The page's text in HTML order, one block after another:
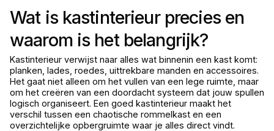
Wat is kastinterieur precies en
waarom is het belangrijk?
Kastinterieur verwijst naar alles wat binnenin een kast komt:
planken, lades, roedes, uittrekbare manden en accessoires.
Het gaat niet alleen om het vullen van een lege ruimte, maar
om het creëren van een doordacht systeem dat jouw spullen
logisch organiseert. Een goed kastinterieur maakt het
verschil tussen een chaotische rommelkast en een
overzichtelijke opbergruimte waar je alles direct vindt.